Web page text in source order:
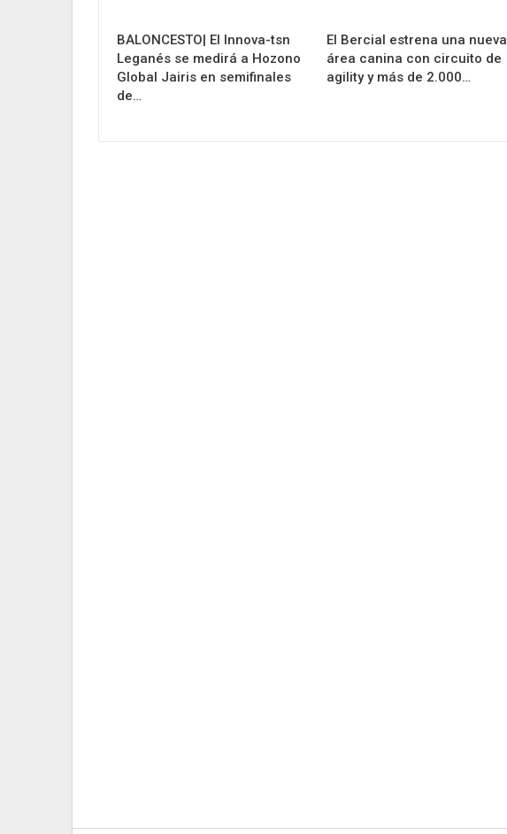
BALONCESTO| El Innova-tsn
Leganés se medirá a Hozono
Global Jairis en semifinales
de…
El Bercial estrena una nueva
área canina con circuito de
agility y más de 2.000…